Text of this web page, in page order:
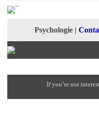
Psychologie|
If you’re not